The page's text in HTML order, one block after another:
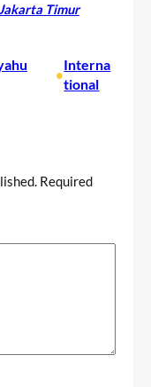
Timur
•
Interna
tional
Required